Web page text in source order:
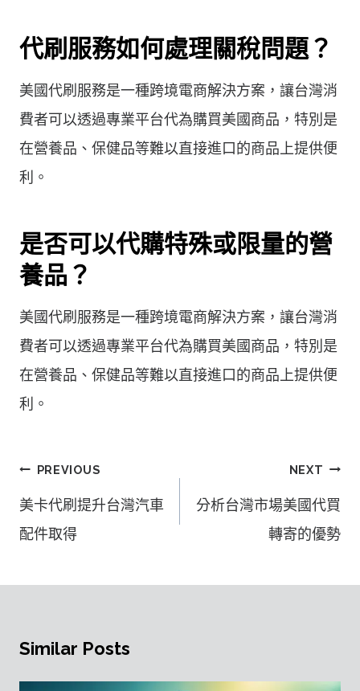
代刷服務如何處理關稅問題？
美國代刷服務是一種跨境電商解決方案，讓台灣消
費者可以透過專業平台代為購買美國商品，特別是
在營養品、保健品等難以直接進口的商品上提供便
利。
是否可以代購特殊或限量的營
養品？
美國代刷服務是一種跨境電商解決方案，讓台灣消
費者可以透過專業平台代為購買美國商品，特別是
在營養品、保健品等難以直接進口的商品上提供便
利。
文
章
覽
PREVIOUS
美卡代刷提升台灣汽車
配件取得
NEXT
分析台灣市場美國代買
轉寄的優勢
Similar Posts